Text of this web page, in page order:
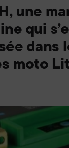
une
qui
dans
moto